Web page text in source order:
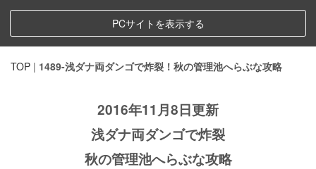
PCサイトを表示する
TOP | 1489-浅ダナ両ダンゴで炸裂！秋の管理池へらぶな攻略
2016年11月8日更新
浅ダナ両ダンゴで炸裂
秋の管理池へらぶな攻略